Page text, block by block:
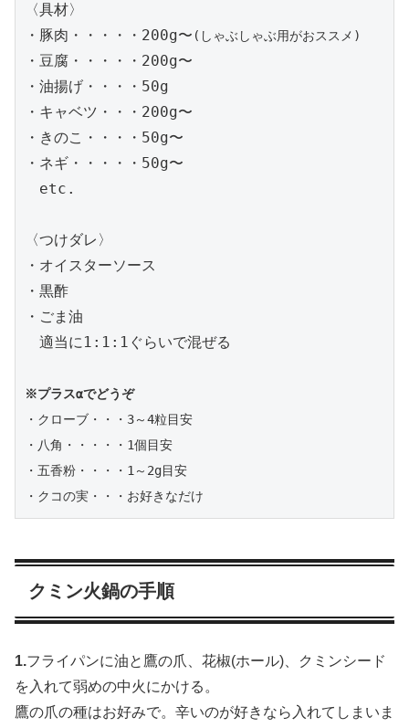
〈具材〉
・豚肉・・・・・200g〜 (しゃぶしゃぶ用がおススメ)
・豆腐・・・・・200g〜
・油揚げ・・・・50g
・キャベツ・・・200g〜
・きのこ・・・・50g〜
・ネギ・・・・・50g〜
etc.
〈つけダレ〉
・オイスターソース
・黒酢
・ごま油
適当に1:1:1ぐらいで混ぜる
※プラスαでどうぞ
・クローブ・・・3～4粒目安
・八角・・・・・1個目安
・五香粉・・・・1～2g目安
・クコの実・・・お好きなだけ
クミン火鍋の手順
1.フライパンに油と鷹の爪、花椒(ホール)、クミンシード
を入れて弱めの中火にかける。
鷹の爪の種はお好みで。辛いのが好きなら入れてしまいま